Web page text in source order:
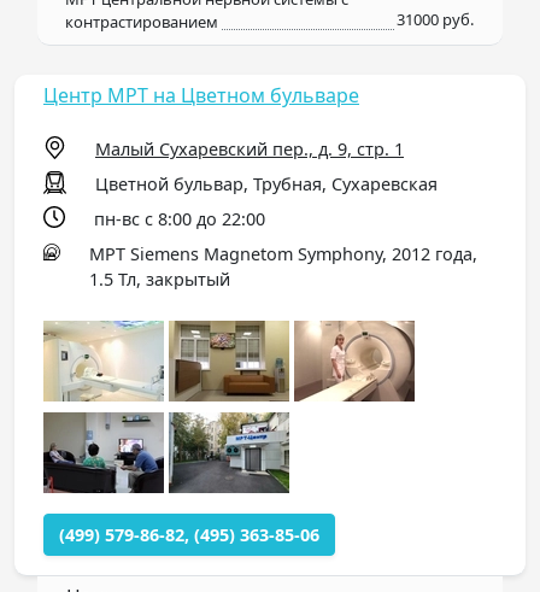
контрастированием
31000 руб.
Центр МРТ на Цветном бульваре
Малый Сухаревский пер., д. 9, стр. 1
Цветной бульвар, Трубная, Сухаревская
пн-вс с 8:00 до 22:00
МРТ Siemens Magnetom Symphony, 2012 года,
1.5 Тл, закрытый
(499) 579-86-82, (495) 363-85-06